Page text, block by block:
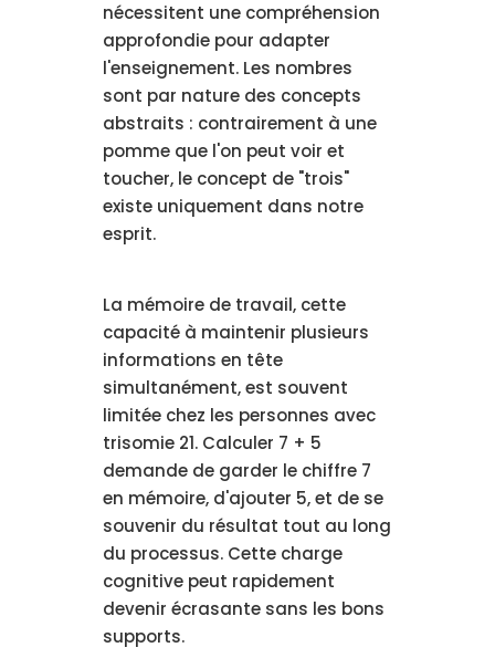
nécessitent une compréhension
approfondie pour adapter
l'enseignement. Les nombres
sont par nature des concepts
abstraits : contrairement à une
pomme que l'on peut voir et
toucher, le concept de "trois"
existe uniquement dans notre
esprit.
La mémoire de travail, cette
capacité à maintenir plusieurs
informations en tête
simultanément, est souvent
limitée chez les personnes avec
trisomie 21. Calculer 7 + 5
demande de garder le chiffre 7
en mémoire, d'ajouter 5, et de se
souvenir du résultat tout au long
du processus. Cette charge
cognitive peut rapidement
devenir écrasante sans les bons
supports.